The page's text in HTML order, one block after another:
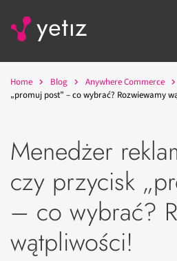
Home Blog Anywhere Commerce
„promuj post” – co wybrać? Rozwiewamy
Menedżer
czy przycisk
– co wybrać?
wątpliwości!